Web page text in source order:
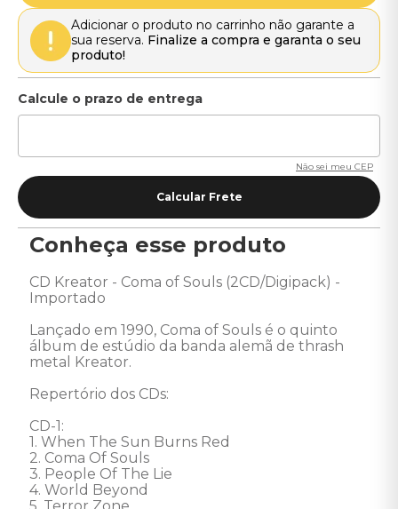
Adicionar o produto no carrinho não garante a
sua reserva. Finalize a compra e garanta o seu
produto!
Não sei meu CEP
Conheça esse produto
CD Kreator - Coma of Souls (2CD/Digipack) -
Importado
Lançado em 1990, Coma of Souls é o quinto
álbum de estúdio da banda alemã de thrash
metal Kreator.
Repertório dos CDs:
CD-1:
1. When The Sun Burns Red
2. Coma Of Souls
3. People Of The Lie
4. World Beyond